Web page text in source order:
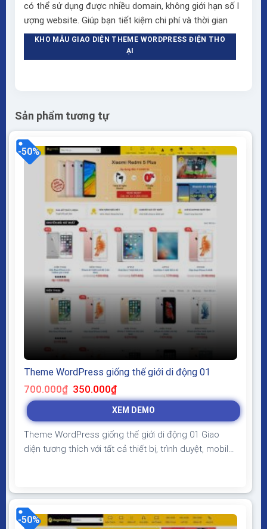
có thể sử dụng được nhiều domain, không giới hạn số l
ượng website. Giúp bạn tiết kiệm chi phí và thời gian
KHO MẪU GIAO DIỆN THEME WORDPRESS ĐIỆN THO
ẠI
Sản phẩm tương tự
-50%
Theme WordPress giống thế giới di động 01
700.000₫ Giá
gốc
là:
350.000₫Giá
tại
là:
XEM DEMO
Theme WordPress giống thế giới di động 01 Giao
diện tương thích với tất cả thiết bị, trình duyệt, mobile,
load nhanh nhẹ tối ưu với các công cụ tìm kiếm
Theme sạch hoàn toàn 100%...
-50%